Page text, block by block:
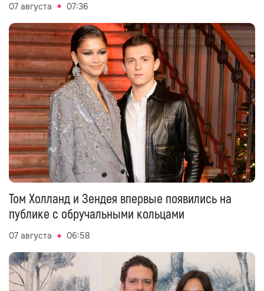
07 августа 07:36
Том Холланд и Зендея впервые появились на
публике с обручальными кольцами
07 августа 06:58